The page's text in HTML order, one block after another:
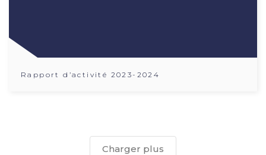
Rapport d’activité 2023-2024
Charger plus